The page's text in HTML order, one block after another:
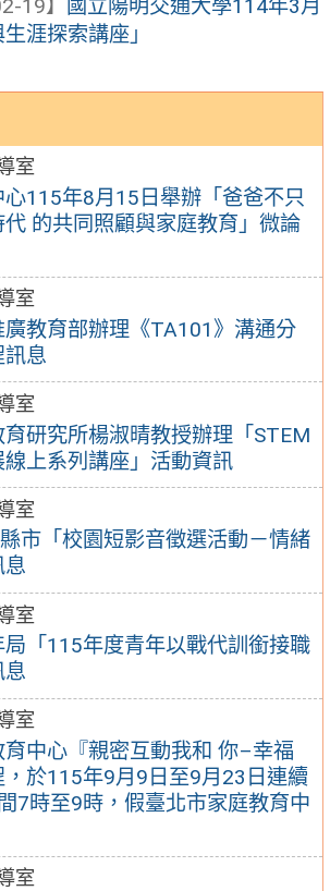
室
115年8月15日舉辦「爸爸不只
的共同照顧與家庭教育」微論
室
教育部辦理《TA101》溝通分
息
室
研究所楊淑晴教授辦理「STEM
上系列講座」活動資訊
室
市「校園短影音徵選活動－情緒
息
室
「115年度青年以戰代訓銜接職
息
室
育中心『親密互動我和 你–幸福
於115年9月9日至9月23日連續
7時至9時，假臺北市家庭教育中
室
19】
國立陽明交通大學114年3月
涯探索講座」